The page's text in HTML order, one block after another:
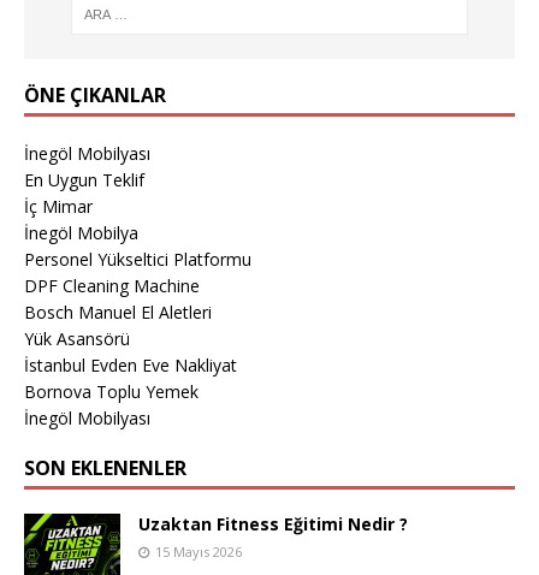
ÖNE ÇIKANLAR
İnegöl Mobilyası
En Uygun Teklif
İç Mimar
İnegöl Mobilya
Personel Yükseltici Platformu
DPF Cleaning Machine
Bosch Manuel El Aletleri
Yük Asansörü
İstanbul Evden Eve Nakliyat
Bornova Toplu Yemek
İnegöl Mobilyası
SON EKLENENLER
Uzaktan Fitness Eğitimi Nedir ?
15 Mayıs 2026